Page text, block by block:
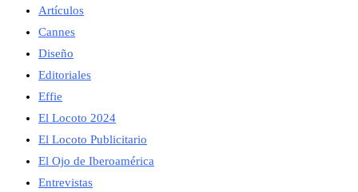
Artículos
Cannes
Diseño
Editoriales
Effie
El Locoto 2024
El Locoto Publicitario
El Ojo de Iberoamérica
Entrevistas